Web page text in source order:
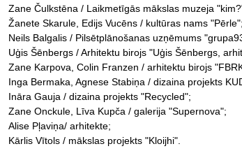
Zane Čulkstēna / Laikmetīgās mākslas muzeja
Žanete Skarule, Edijs Vucēns / kultūras nams "Pērle";
Neils Balgalis / Pilsētplānošanas uzņēmums
Uģis Šēnbergs / Arhitektu birojs "Uģis Šēnbergs,
Zane Karpova, Colin Franzen / arhitektu birojs
Inga Bermaka, Agnese Stabiņa / dizaina projekts
Ināra Gauja / dizaina projekts "Recycled";
Zane Onckule, Līva Kupča / galerija "Supernova";
Alise Pļaviņa/ arhitekte;
Kārlis Vītols / mākslas projekts "Kloijhi".